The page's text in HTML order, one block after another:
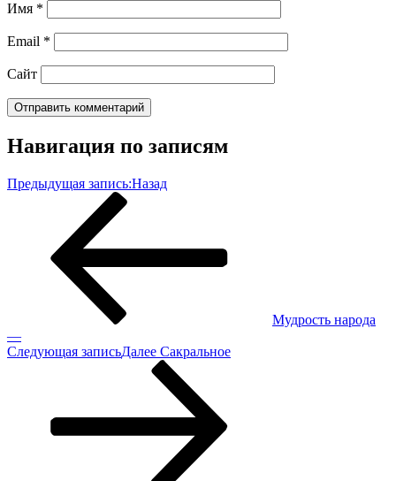
Имя *
Email *
Сайт
Навигация по записям
Предыдущая запись:Назад
Мудрость народа
—
Следующая записьДалее Сакральное